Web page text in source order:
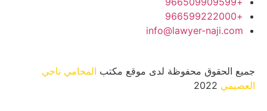
info@lawyer-naji.com
الحقوق محفوظة لدى موقع مكتبالمحامي ناجي
2022